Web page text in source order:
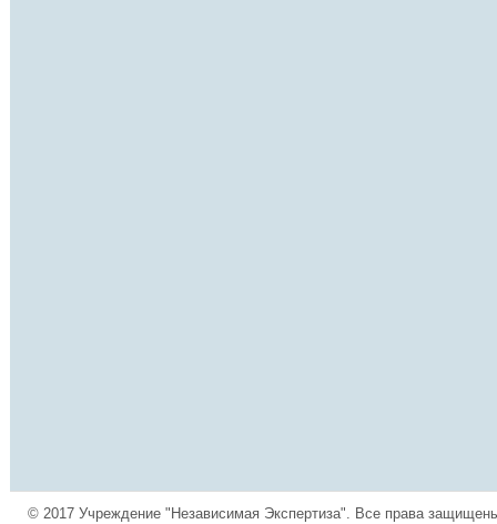
© 2017 Учреждение "Независимая Экспертиза". Все права